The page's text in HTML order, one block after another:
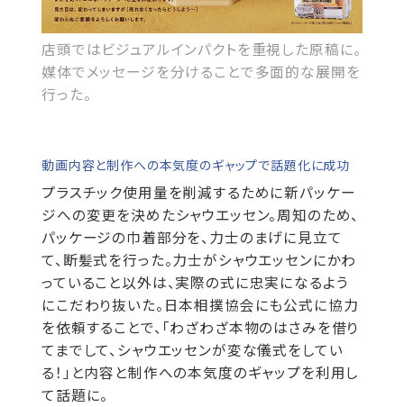
店頭ではビジュアルインパクトを重視した原稿に。
媒体でメッセージを分けることで多面的な展開を
行った。
動画内容と制作への本気度のギャップで話題化に成功
プラスチック使用量を削減するために新パッケー
ジへの変更を決めたシャウエッセン。周知のため、
パッケージの巾着部分を、力士のまげに見立て
て、断髪式を行った。力士がシャウエッセンにかわ
っていること以外は、実際の式に忠実になるよう
にこだわり抜いた。日本相撲協会にも公式に協力
を依頼することで、「わざわざ本物のはさみを借り
てまでして、シャウエッセンが変な儀式をしてい
る！」と内容と制作への本気度のギャップを利用し
て話題に。